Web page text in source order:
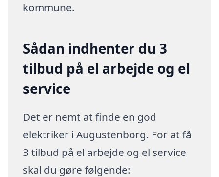
kommune.
Sådan indhenter du 3
tilbud på el arbejde og el
service
Det er nemt at finde en god
elektriker i Augustenborg. For at få
3 tilbud på el arbejde og el service
skal du gøre følgende: